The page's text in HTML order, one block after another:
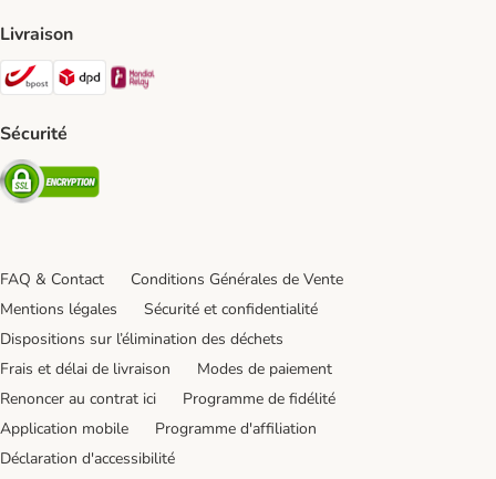
Livraison
Bpost Shipping Method
DPD Shipping Method
Sécurité
Security
FAQ & Contact
Conditions Générales de Vente
Mentions légales
Sécurité et confidentialité
Dispositions sur l’élimination des déchets
Frais et délai de livraison
Modes de paiement
Renoncer au contrat ici
Programme de fidélité
Application mobile
Programme d'affiliation
Déclaration d'accessibilité